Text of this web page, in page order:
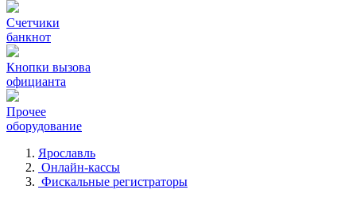
Счетчики
банкнот
Кнопки вызова
официанта
Прочее
оборудование
Ярославль
Онлайн-кассы
Фискальные регистраторы